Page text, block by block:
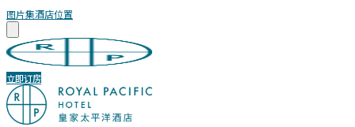
图片集酒店位置
立即订房